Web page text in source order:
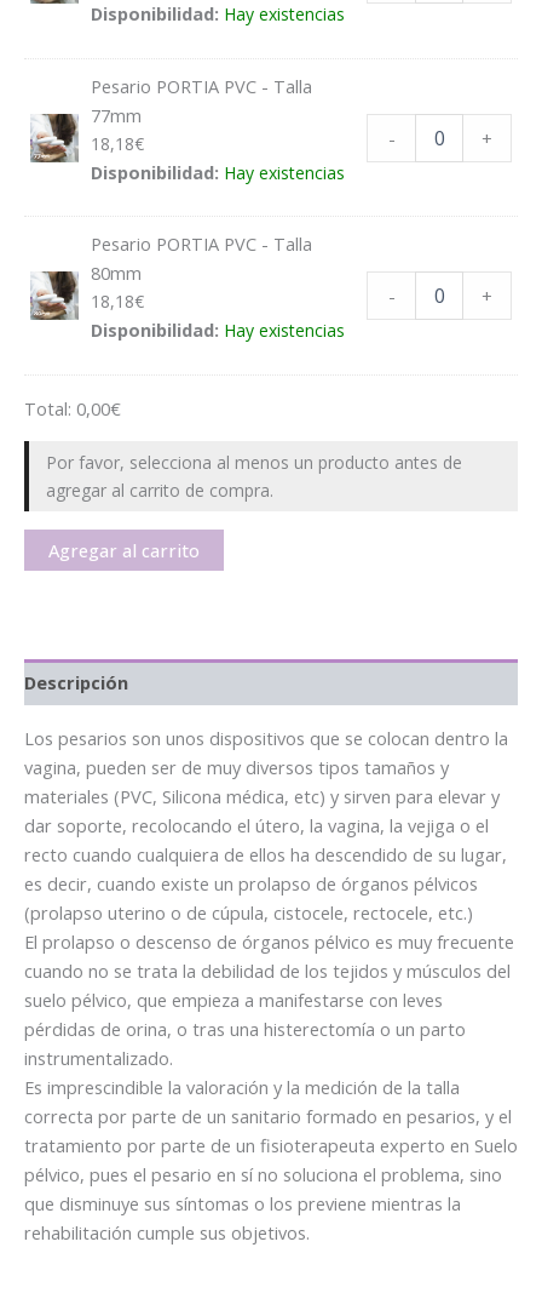
Disponibilidad: Hay existencias
Pesario PORTIA PVC - Talla
77mm
18,18€
Disponibilidad: Hay existencias
- +
Pesario PORTIA PVC - Talla
80mm
18,18€
Disponibilidad: Hay existencias
- +
Total: 0,00€
Por favor, selecciona al menos un producto antes de
agregar al carrito de compra.
Agregar al carrito
Descripción
Los pesarios son unos dispositivos que se colocan dentro la
vagina, pueden ser de muy diversos tipos tamaños y
materiales (PVC, Silicona médica, etc) y sirven para elevar y
dar soporte, recolocando el útero, la vagina, la vejiga o el
recto cuando cualquiera de ellos ha descendido de su lugar,
es decir, cuando existe un prolapso de órganos pélvicos
(prolapso uterino o de cúpula, cistocele, rectocele, etc.)
El prolapso o descenso de órganos pélvico es muy frecuente
cuando no se trata la debilidad de los tejidos y músculos del
suelo pélvico, que empieza a manifestarse con leves
pérdidas de orina, o tras una histerectomía o un parto
instrumentalizado.
Es imprescindible la valoración y la medición de la talla
correcta por parte de un sanitario formado en pesarios, y el
tratamiento por parte de un fisioterapeuta experto en Suelo
pélvico, pues el pesario en sí no soluciona el problema, sino
que disminuye sus síntomas o los previene mientras la
rehabilitación cumple sus objetivos.